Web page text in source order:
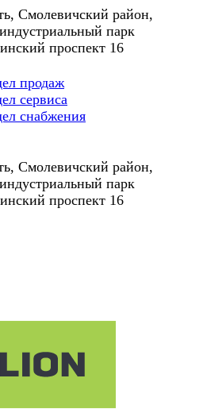
Смолевичский район,
парк
проспект 16
продаж
сервиса
снабжения
Смолевичский район,
парк
проспект 16